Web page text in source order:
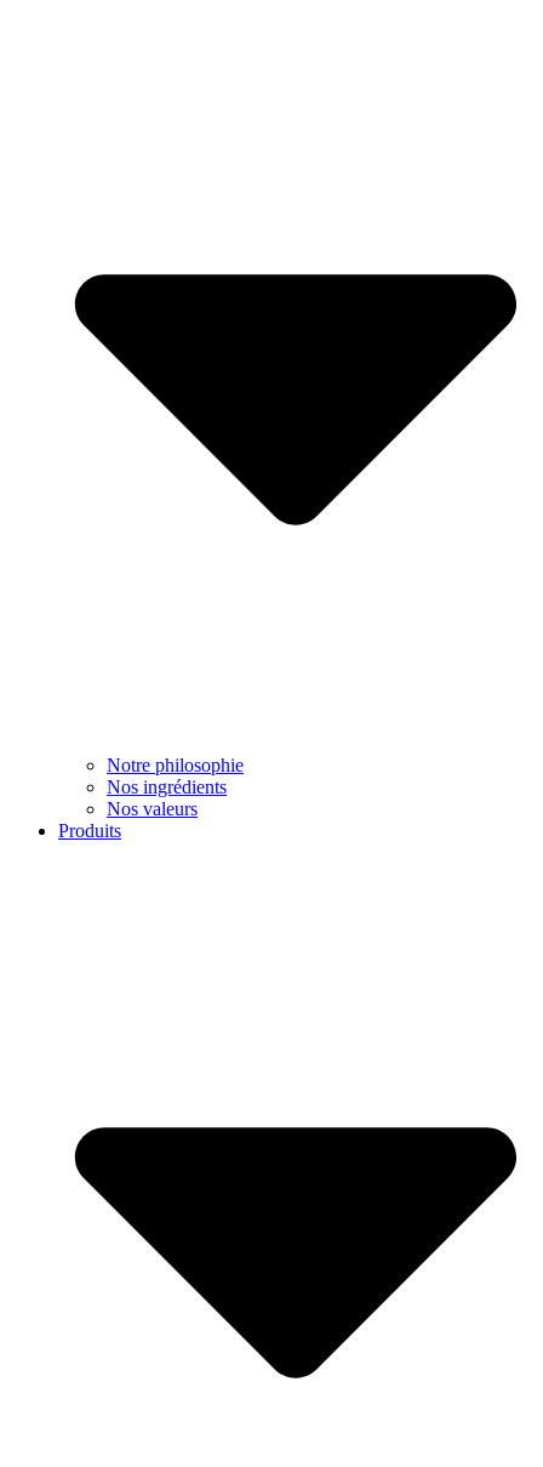
Notre philosophie
Nos ingrédients
Nos valeurs
Produits